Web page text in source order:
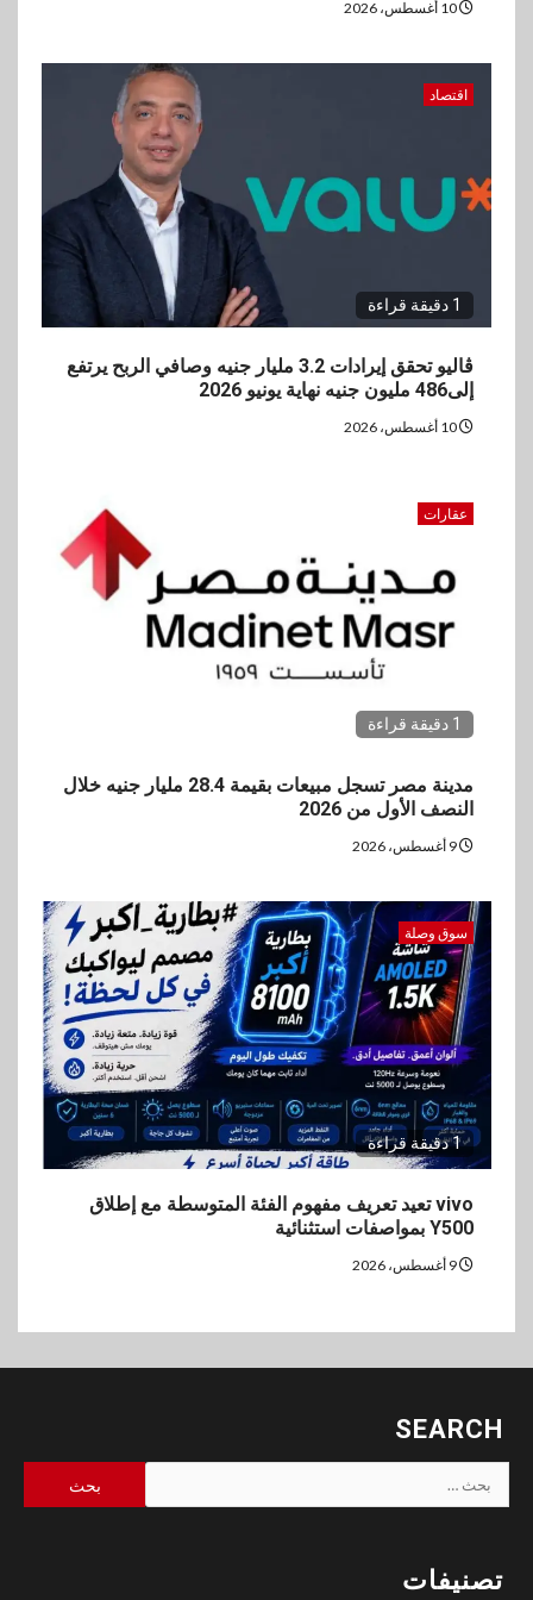
5 بنوك رياضة
وزير الشباب والرياضة يلتقي
بالرئيس التنفيذي والعضو المنتدب
لبنك saib لبحث تعزيز التعاون
اقتصاد
1 دقيقة قراءة
ڤاليو تحقق إيرادات 3.2 مليار جنيه وصافي الربح يرتفع
إلى486 مليون جنيه نهاية يونيو 2026
عقارات
1 دقيقة قراءة
مدينة مصر تسجل مبيعات بقيمة 28.4 مليار جنيه خلال
النصف الأول من 2026
سوق وصلة
1 دقيقة قراءة
vivo تعيد تعريف مفهوم الفئة المتوسطة مع إطلاق
Y500 بمواصفات استثنائية
SEARCH
البحث
عن:
تصنيفات